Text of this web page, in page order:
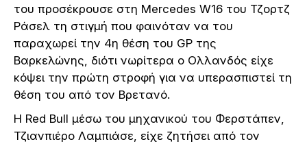
του προσέκρουσε στη Mercedes W16 του Τζορτζ
Ράσελ τη στιγμή που φαινόταν να του
παραχωρεί την 4η θέση του GP της
Βαρκελώνης, διότι νωρίτερα ο Ολλανδός είχε
κόψει την πρώτη στροφή για να υπερασπιστεί τη
θέση του από τον Βρετανό.
Η Red Bull μέσω του μηχανικού του Φερστάπεν,
Τζιανπιέρο Λαμπιάσε, είχε ζητήσει από τον